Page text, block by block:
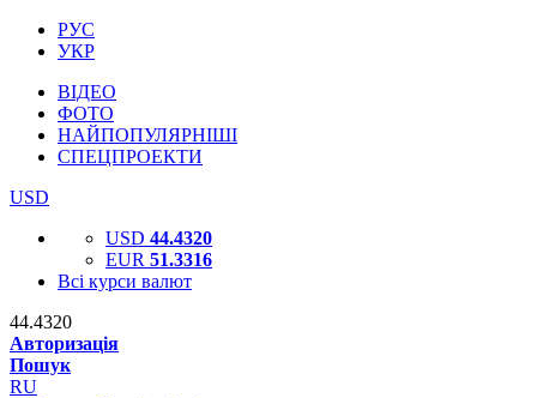
РУС
УКР
ВІДЕО
ФОТО
НАЙПОПУЛЯРНІШІ
СПЕЦПРОЕКТИ
USD
USD 44.4320
EUR 51.3316
Всі курси валют
44.4320
Авторизація
Пошук
RU